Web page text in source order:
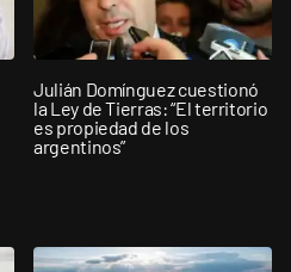
Julián Domínguez cuestionó
la Ley de Tierras: “El territorio
es propiedad de los
argentinos”